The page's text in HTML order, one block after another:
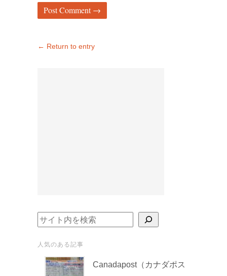
← Return to entry
検索
人気のある記事
Canadapost（カナダポス